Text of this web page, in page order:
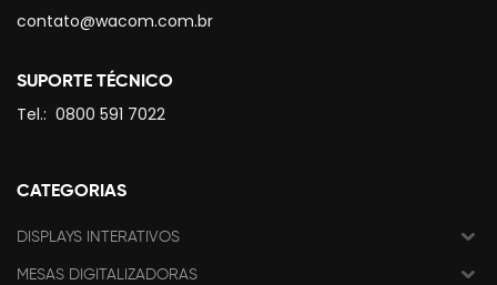
contato@wacom.com.br
SUPORTE TÉCNICO
Tel.: 0800 591 7022
CATEGORIAS
DISPLAYS INTERATIVOS
MESAS DIGITALIZADORAS